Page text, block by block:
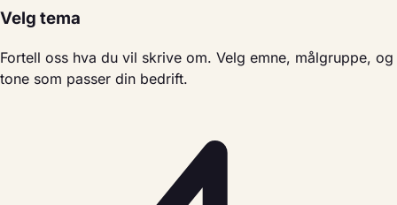
Velg tema
Fortell oss hva du vil skrive om. Velg emne, målgruppe, og
tone som passer din bedrift.